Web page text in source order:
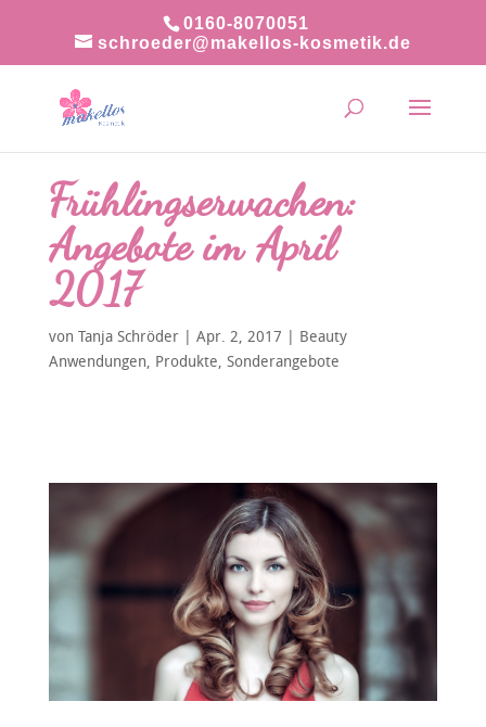
0160-8070051
schroeder@makellos-kosmetik.de
Frühlingserwachen:
Angebote im April
2017
von Tanja Schröder| Apr. 2, 2017 | Beauty
Anwendungen, Produkte, Sonderangebote